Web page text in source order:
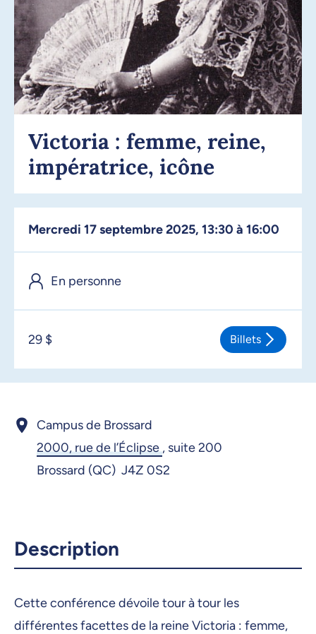
Victoria : femme, reine,
impératrice, icône
mercredi 17 septembre 2025, 13:30 à 16:00
En personne
29 $ Billets
Campus de Brossard
2000, rue de l’Éclipse , suite 200
Brossard (QC) J4Z 0S2
Description
Cette conférence dévoile tour à tour les
différentes facettes de la reine Victoria : femme,